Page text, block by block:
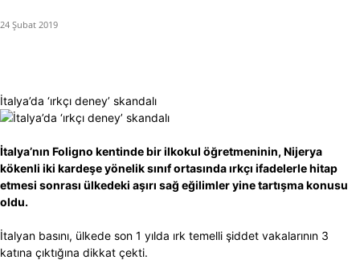
24 Şubat 2019
İtalya’da ‘ırkçı deney’ skandalı
İtalya’nın Foligno kentinde bir ilkokul öğretmeninin, Nijerya
kökenli iki kardeşe yönelik sınıf ortasında ırkçı ifadelerle hitap
etmesi sonrası ülkedeki aşırı sağ eğilimler yine tartışma konusu
oldu.
İtalyan basını, ülkede son 1 yılda ırk temelli şiddet vakalarının 3
katına çıktığına dikkat çekti.